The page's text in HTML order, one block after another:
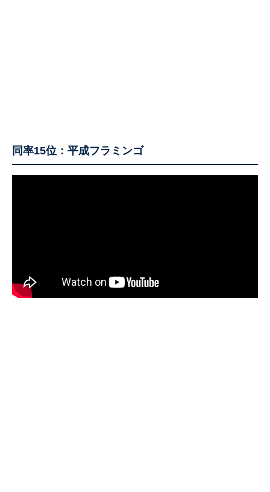
同率15位：平成フラミンゴ